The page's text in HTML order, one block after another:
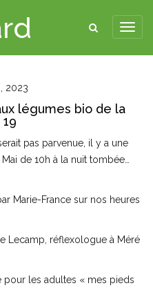
2023
légumes bio de la
pas parvenue, il y a une
de 10h à la nuit tombée…
Marie-France sur nos heures
Lecamp, réflexologue à Méré
pour les adultes « mes pieds